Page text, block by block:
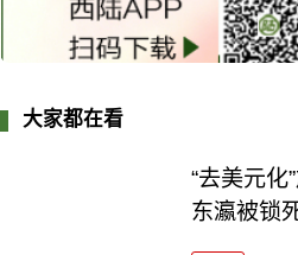
大家都在看
“去美元化
东瀛被锁